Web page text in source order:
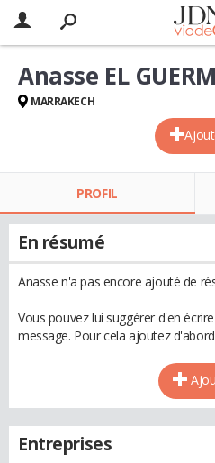
Anasse EL
MARRAKECH
PROFIL
En résumé
Anasse n'a pas encore ajouté de
Vous pouvez lui suggérer d'en
message. Pour cela ajoutez
Entreprises